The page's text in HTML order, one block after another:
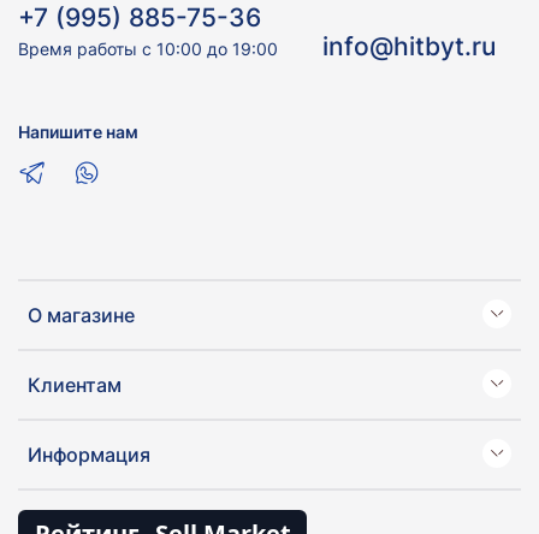
О магазине
Клиентам
Информация
+7 (995) 885-75-36
Время работы с 10:00 до 19:00 info@hitbyt.ru
Напишите нам